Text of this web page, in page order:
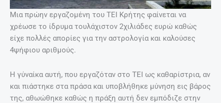
Μια πρώην εργαζομένη του ΤΕΙ Κρήτης φαίνεται να
χρέωσε το ίδρυμα τουλάχιστον 2χιλιάδες ευρώ καθώς
είχε πολλές απορίες για την αστρολογία και καλούσες
4ψήφιου αριθμούς.
Η γύναίκα αυτή, που εργαζόταν στο ΤΕΙ ως καθαρίστρια, αν
και πιάστηκε στα πράσα και υποβλήθηκε μύνηση εις βάρος
της, αθωώθηκε καθώς η πράξη αυτή δεν εμπόδιζε στην